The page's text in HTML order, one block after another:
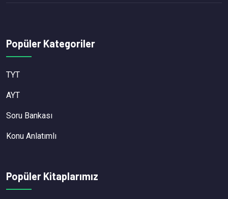
Popüler Kategoriler
TYT
AYT
Soru Bankası
Konu Anlatımlı
Popüler Kitaplarımız